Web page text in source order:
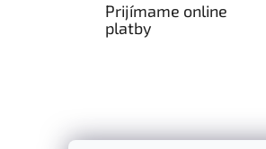
Prijímame online
platby